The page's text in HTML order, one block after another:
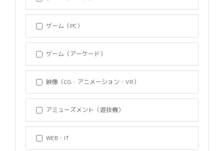
ゲーム（PC）
ゲーム（アーケード）
映像（CG・アニメーション・VR）
アミューズメント（遊技機）
WEB・IT